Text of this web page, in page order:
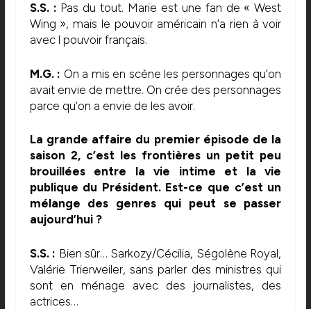
S.S. : Pas du tout. Marie est une fan de « West
Wing », mais le pouvoir américain n’a rien à voir
avec l pouvoir français.
M.G. : On a mis en scène les personnages qu’on
avait envie de mettre. On crée des personnages
parce qu’on a envie de les avoir.
La grande affaire du premier épisode de la
saison 2, c’est les frontières un petit peu
brouillées entre la vie intime et la vie
publique du Président. Est-ce que c’est un
mélange des genres qui peut se passer
aujourd’hui ?
S.S. : Bien sûr… Sarkozy/Cécilia, Ségolène Royal,
Valérie Trierweiler, sans parler des ministres qui
sont en ménage avec des journalistes, des
actrices…